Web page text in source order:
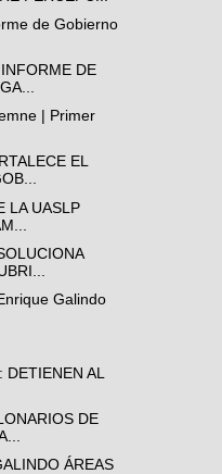
de Gobierno
DE
| Primer
EL
LA UASLP
Galindo
DETIENEN AL
DE
ÁREAS